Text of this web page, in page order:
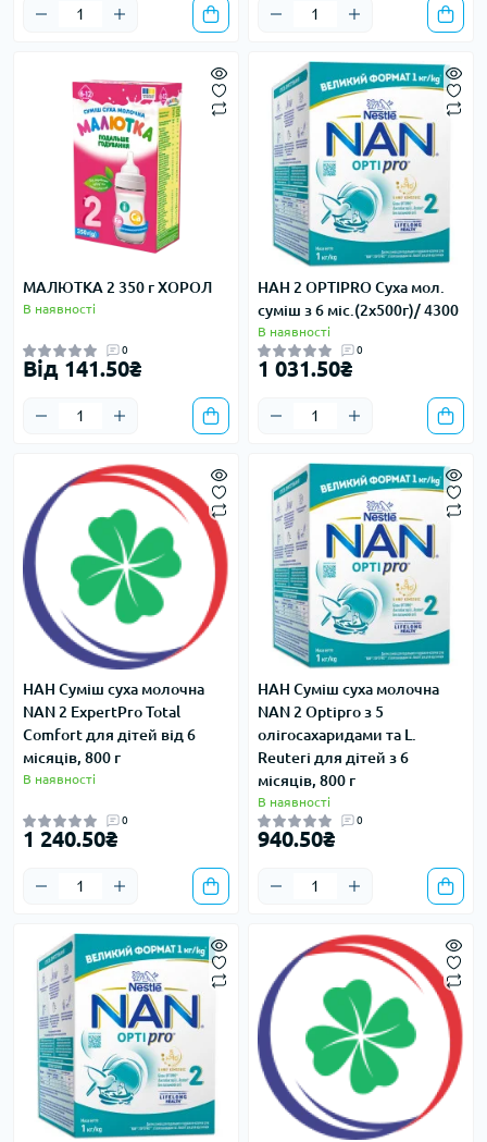
МАЛЮТКА 2 350 г ХОРОЛ
В наявності
0
Від 141.50₴
НАН 2 OPTIPRO Суха мол.
суміш з 6 міс.(2x500г)/ 4300
В наявності
0
1 031.50₴
НАН Суміш суха молочна
NAN 2 ExpertPro Total
Comfort для дітей від 6
місяців, 800 г
В наявності
0
1 240.50₴
НАН Суміш суха молочна
NAN 2 Optipro з 5
олігосахаридами та L.
Reuteri для дітей з 6
місяців, 800 г
В наявності
0
940.50₴